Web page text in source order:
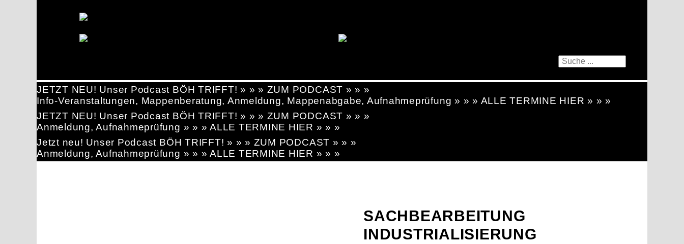
JETZT NEU! Unser Podcast BÖH TRIFFT! » » » ZUM PODCAST » » »
Info-Veranstaltungen, Mappenberatung, Anmeldung, Mappenabgabe, Aufnahmeprüfung » » » ALLE TERMINE HIER » » »
JETZT NEU! Unser Podcast BÖH TRIFFT! » » » ZUM PODCAST » » »
Anmeldung, Aufnahmeprüfung » » » ALLE TERMINE HIER » » »
Jetzt neu! Unser Podcast BÖH TRIFFT! » » » ZUM PODCAST » » »
Anmeldung, Aufnahmeprüfung » » » ALLE TERMINE HIER » » »
SACHBEARBEITUNG
INDUSTRIALISIERUNG